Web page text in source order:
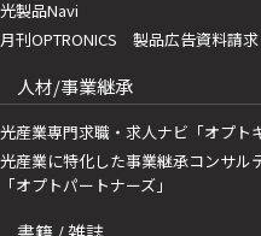
光製品Navi
月刊OPTRONICS 製品広告資料請求
人材/事業継承
光産業専門求職・求人ナビ「オプト
光産業に特化した事業継承コンサル
「オプトパートナーズ」